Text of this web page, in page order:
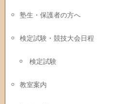
塾生・保護者の方へ
検定試験・競技大会日程
検定試験
教室案内